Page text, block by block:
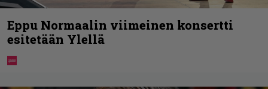
Eppu Normaalin viimeinen konsertti
esitetään Ylellä